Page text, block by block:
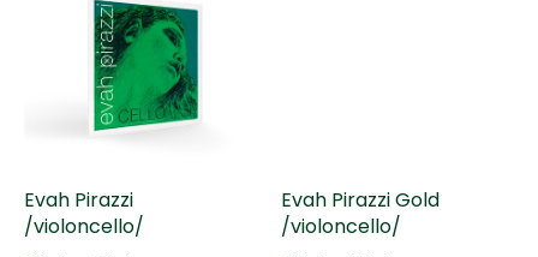
klimatické změny....
Evah Pirazzi
/violoncello/
Evah Pirazzi Gold
/violoncello/